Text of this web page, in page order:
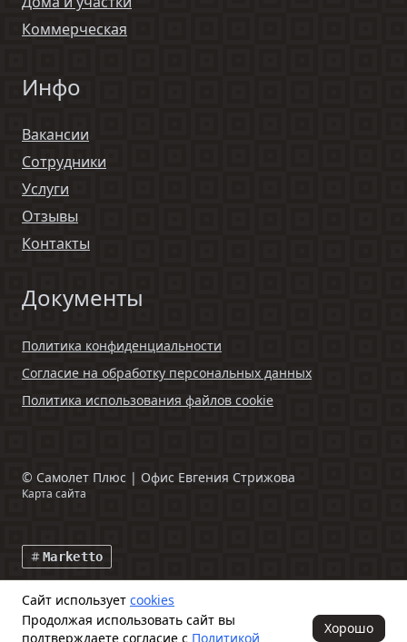
Коммерческая
Инфо
Вакансии
Сотрудники
Услуги
Отзывы
Контакты
Документы
Политика конфиденциальности
Согласие на обработку персональных данных
Политика использования файлов cookie
© Самолет Плюс | Офис Евгения Стрижова
Карта сайта
Marketto
Данный интернет-сайт и информация, размещенная на нем,
включая фото- и видеоматериалы, носят исключительно
Сайт использует cookies
Продолжая использовать сайт вы
подтверждаете согласие с Политикой
Хорошо